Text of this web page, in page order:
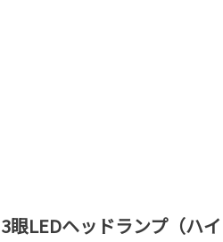
3眼LEDヘッドランプ（ハ